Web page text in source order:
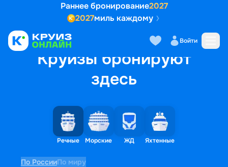
Раннее бронирование2027
2027миль каждому
Войти
Круизы бронируют
здесь
Речные Морские ЖД Яхтенные
По РоссииПо миру